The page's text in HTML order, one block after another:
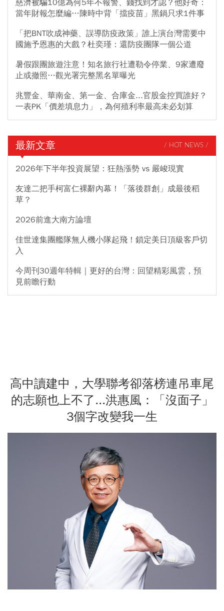
慈濟被騙10億為何5年不報警、錢找到才認？他好奇：
當年財報怎麼編…陳時中背「擋疫苗」黑鍋只求1件事
「把BNT吹成神藥、誤導防疫政策」誰上演台灣需要中
國施予恩惠的大戲？杜奕瑾：還防疫團隊一個公道
暑假跟團旅遊注意！知名旅行社遭勒令停業、9家遭廢
止或撤照…觀光署完整黑名單曝光
兆豐金、華南金、第一金、合庫金...官股金控買誰好？
一表PK「價差填息力」，為何殖利率最高未必划算
最新文章 / HOT NEWS /
2026年下半年投資展望：狂熱漲勢 vs 嚴峻現實
友達二把手柯富仁裸辭內幕！「落後群創」成最後稻
草？
2026前進大南方論壇
佳世達集團艦隊無人機小隊起飛！鎖定美日頂級客戶切
入
今周刊30週年特輯｜更好的台灣：回望精彩風雲，預
見前瞻行動
高中讀建中，大學聯考卻落榜連吊車尾
的志願也上不了...洪惠風：「沒面子」
3個字改變我一生